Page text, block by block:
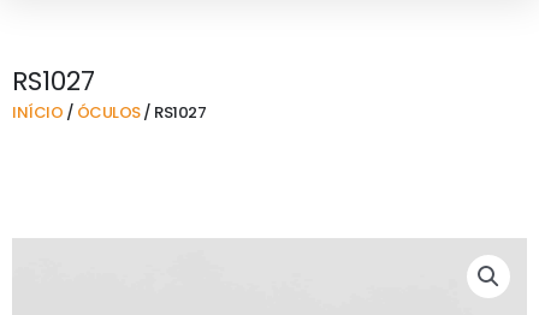
RS1027
INÍCIO / ÓCULOS/ RS1027